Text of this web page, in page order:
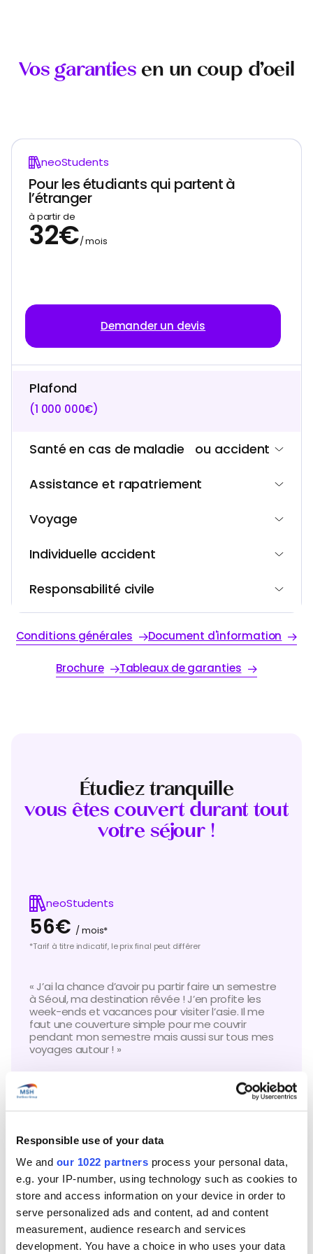
Responsible use of your data
We and our 1022 partners process your personal data,
e.g. your IP-number, using technology such as cookies to
store and access information on your device in order to
serve personalized ads and content, ad and content
measurement, audience research and services
development. You have a choice in who uses your data
Vos garantiesen un coup d’oeil
neoStudents
Pour les étudiants qui partent à
l’étranger
à partir de
32€/ mois
Demander un devis
Plafond
(1 000 000€)
Santé en cas de maladie ou accident
Assistance et rapatriement
Voyage
Individuelle accident
Responsabilité civile
Conditions générales Document d'information
Brochure Tableaux de garanties
Étudiez tranquille
vous êtes couvert durant tout
votre séjour !
neoStudents
56€/ mois*
*Tarif à titre indicatif, le prix final peut différer
« J’ai la chance d’avoir pu partir faire un semestre
à Séoul, ma destination rêvée ! J’en profite les
week-ends et vacances pour visiter l’asie. Il me
faut une couverture simple pour me couvrir
pendant mon semestre mais aussi sur tous mes
voyages autour ! »
Etudiante en Master 1 d’école de commerce,